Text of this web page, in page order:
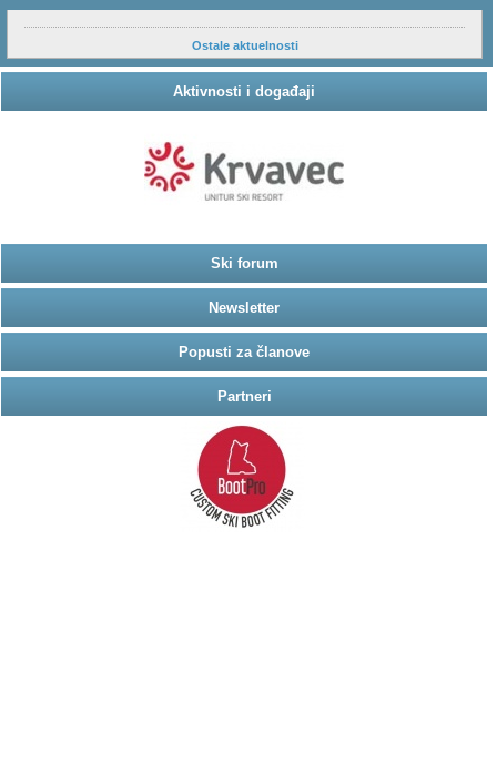
Ostale aktuelnosti
Aktivnosti i događaji
Ski forum
Newsletter
Popusti za članove
Partneri